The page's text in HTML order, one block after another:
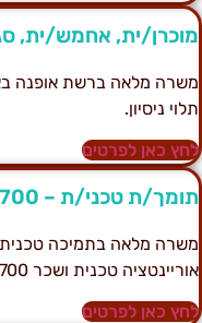
ית, אחמש/ית,
מלאה ברשת אופנה
ניסיון.
כאן לפרטים
ת טכני/ת – 7700 ש"ח בפתח תקווה
מלאה בתמיכה טכנית
טכנית ושכר 7,700 ש"ח.
כאן לפרטים